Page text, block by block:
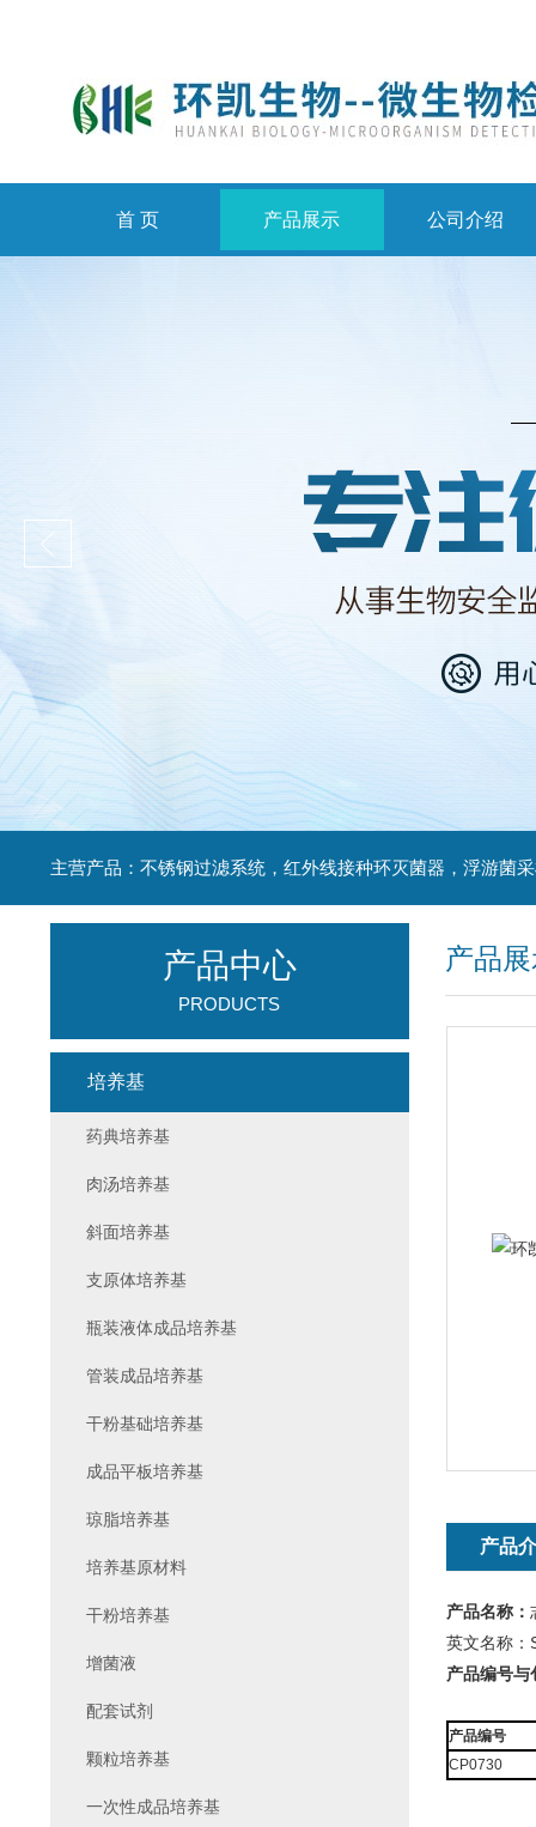
首 页 产品展示 公司介绍
产品
产品
产品名称：
英文名称：
产品编号与
产品编号
CP0730
产品中心
PRODUCTS
培养基
药典培养基
肉汤培养基
斜面培养基
支原体培养基
瓶装液体成品培养基
管装成品培养基
干粉基础培养基
成品平板培养基
琼脂培养基
培养基原材料
干粉培养基
增菌液
配套试剂
颗粒培养基
一次性成品培养基